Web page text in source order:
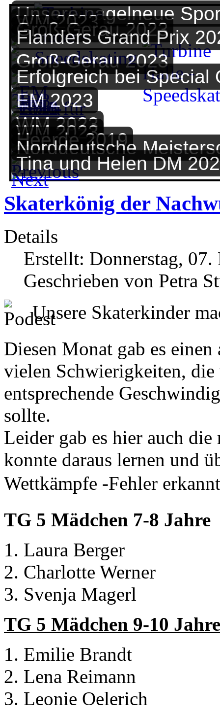
Unsere nagelneue
WM 2023
Groß-Gerau 2023
Flanders Grand Prix
Groß-Gerau 2023
Erfolgreich bei Special
EM 2023
WM 2023
WM 2023
Heerde 2019
Norddeutsche
Tina und Helen DM
Skaterkönig der
Details
Erstellt: Donnerstag,
Geschrieben von Petra
Unsere Skaterkinder
Diesen Monat gab es
vielen Schwierigkeiten,
entsprechende
sollte.
Leider gab es hier auch
konnte daraus lernen und
Wettkämpfe -Fehler
TG 5 Mädchen 7-8 Jahre
Laura Berger
Charlotte Werner
Svenja Magerl
TG 5 Mädchen 9-10 Jahre
Emilie Brandt
Lena Reimann
Leonie Oelerich